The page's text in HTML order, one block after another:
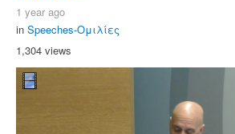
1 year ago
in Speeches-Ομιλίες
1,304 views